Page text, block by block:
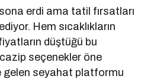
erdi ama tatil fırsatları
Hem sıcaklıkların
düştüğü bu
seçenekler öne
gelen seyahat platformu